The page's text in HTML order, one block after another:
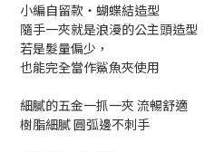
小編自留款‧蝴蝶結造型
隨手一夾就是浪漫的公主頭造型
若是髮量偏少，
也能完全當作鯊魚夾使用
細膩的五金一抓一夾 流暢舒適
樹脂細膩 圓弧邊不刺手